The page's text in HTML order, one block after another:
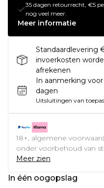
35 dagen retourrecht, €5
nog veel meer.
Meer informatie
Standaardlevering
invoerkosten
afrekenen
In aanmerking
dagen
Uitsluitingen van
18+, algemene
onder voorbehoud van
Meer zien
In één oogopslag